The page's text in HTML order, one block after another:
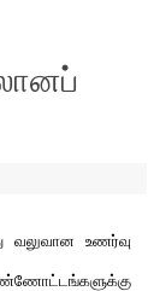
வலுவான உணர்வு